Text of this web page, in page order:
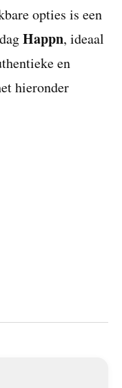
opties is een
Happn, ideaal
en
hieronder